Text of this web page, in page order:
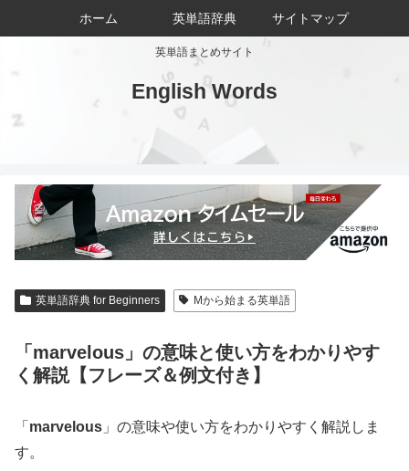
英単語まとめサイト
English Words
ホーム 英単語辞典 サイトマップ
英単語辞典 for Beginners Mから始まる英単語
「marvelous」の意味と使い方をわかりやす
く解説【フレーズ＆例文付き】
「 marvelous 」の意味や使い方をわかりやすく解説しま
す。